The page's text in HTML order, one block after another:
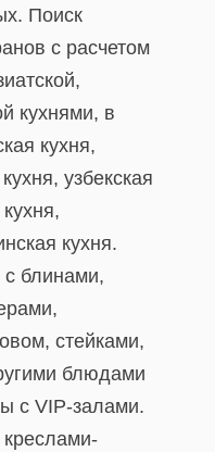
Поиск
с расчетом
кухнями, в
кухня,
узбекская
кухня.
с блинами,
стейками,
блюдами
с VIP-залами.